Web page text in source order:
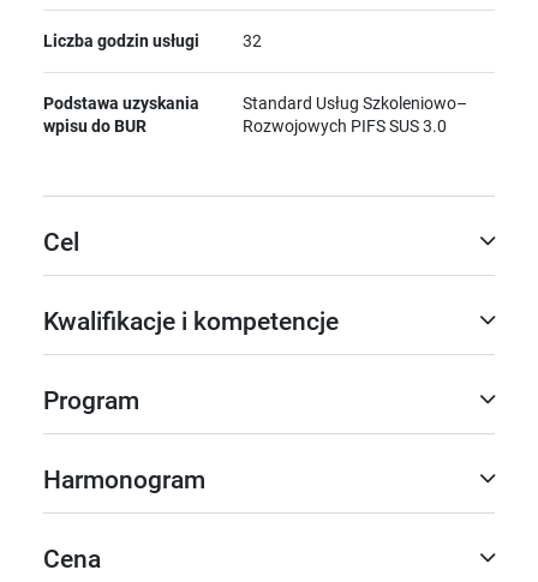
Liczba godzin usługi 32
Podstawa uzyskania
wpisu do BUR
Standard Usług Szkoleniowo–
Rozwojowych PIFS SUS 3.0
Cel
Kwalifikacje i kompetencje
Program
Harmonogram
Cena